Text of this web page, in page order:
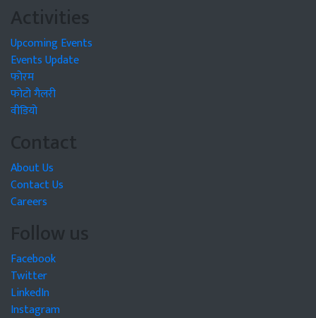
Activities
Upcoming Events
Events Update
फोरम
फोटो गैलरी
वीडियो
Contact
About Us
Contact Us
Careers
Follow us
Facebook
Twitter
LinkedIn
Instagram